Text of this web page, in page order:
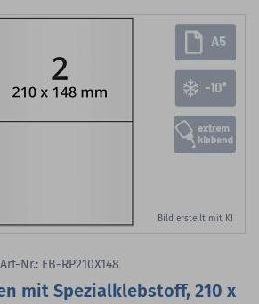
Bild erstellt mit KI
Art-Nr.: EB-RP210X148
mit Spezialklebstoff, 210 x